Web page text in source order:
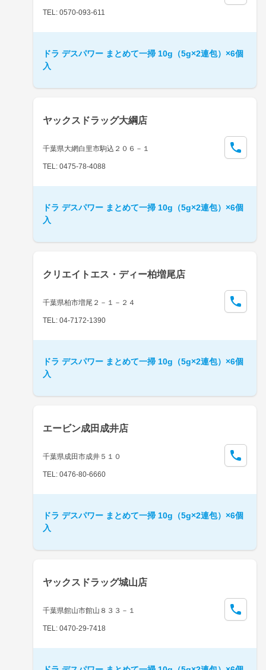
TEL: 0570-093-611
ドラ デスパワー まとめて一掃 10g（5g×2連包）×6個
入
ヤックスドラッグ大綱店
千葉県大網白里市駒込２０６－１
TEL: 0475-78-4088
ドラ デスパワー まとめて一掃 10g（5g×2連包）×6個
入
クリエイトエス・ディー柏増尾店
千葉県柏市増尾２－１－２４
TEL: 04-7172-1390
ドラ デスパワー まとめて一掃 10g（5g×2連包）×6個
入
エービン成田成井店
千葉県成田市成井５１０
TEL: 0476-80-6660
ドラ デスパワー まとめて一掃 10g（5g×2連包）×6個
入
ヤックスドラッグ城山店
千葉県館山市館山８３３－１
TEL: 0470-29-7418